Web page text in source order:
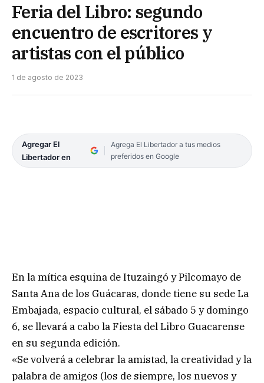
Feria del Libro: segundo
encuentro de escritores y
artistas con el público
1 de agosto de 2023
Agregar El
Libertador en
Agrega El Libertador a tus medios
preferidos en Google
En la mítica esquina de Ituzaingó y Pilcomayo de
Santa Ana de los Guácaras, donde tiene su sede La
Embajada, espacio cultural, el sábado 5 y domingo
6, se llevará a cabo la Fiesta del Libro Guacarense
en su segunda edición.
«Se volverá a celebrar la amistad, la creatividad y la
palabra de amigos (los de siempre, los nuevos y